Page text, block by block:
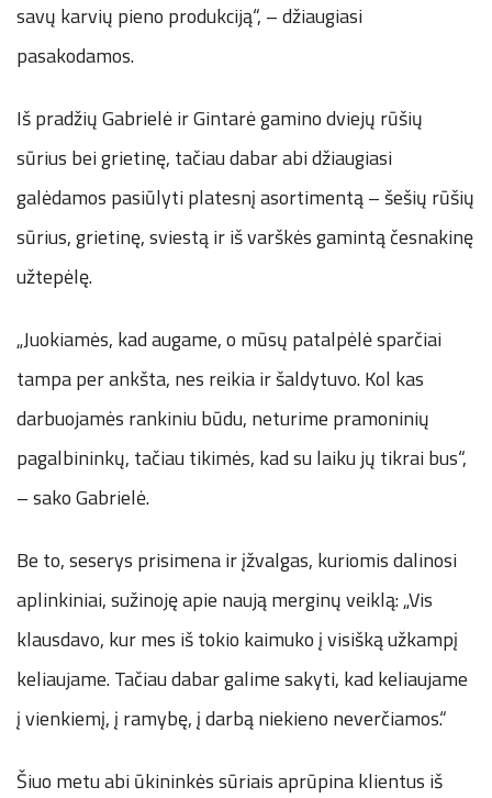
savų karvių pieno produkciją“, – džiaugiasi
pasakodamos.
Iš pradžių Gabrielė ir Gintarė gamino dviejų rūšių
sūrius bei grietinę, tačiau dabar abi džiaugiasi
galėdamos pasiūlyti platesnį asortimentą – šešių rūšių
sūrius, grietinę, sviestą ir iš varškės gamintą česnakinę
užtepėlę.
„Juokiamės, kad augame, o mūsų patalpėlė sparčiai
tampa per ankšta, nes reikia ir šaldytuvo. Kol kas
darbuojamės rankiniu būdu, neturime pramoninių
pagalbininkų, tačiau tikimės, kad su laiku jų tikrai bus“,
– sako Gabrielė.
Be to, seserys prisimena ir įžvalgas, kuriomis dalinosi
aplinkiniai, sužinoję apie naują merginų veiklą: „Vis
klausdavo, kur mes iš tokio kaimuko į visišką užkampį
keliaujame. Tačiau dabar galime sakyti, kad keliaujame
į vienkiemį, į ramybę, į darbą niekieno neverčiamos.“
Šiuo metu abi ūkininkės sūriais aprūpina klientus iš